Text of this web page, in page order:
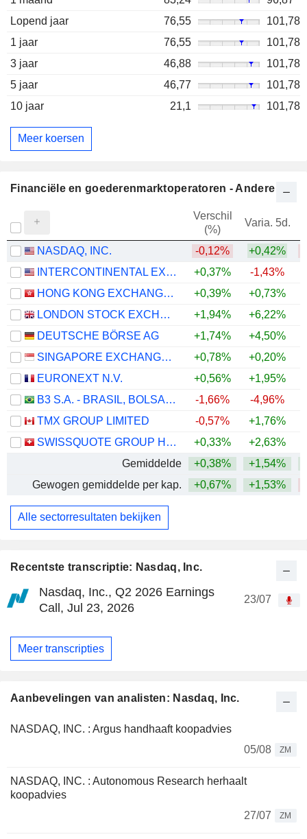
Recentste transcriptie: Nasdaq, Inc.
Nasdaq, Inc., Q2 2026 Earnings
Call, Jul 23, 2026
23/07
Meer transcripties
Aanbevelingen van analisten: Nasdaq, Inc.
NASDAQ, INC. : Argus handhaaft koopadvies
05/08
ZM
NASDAQ, INC. : Autonomous Research herhaalt
koopadvies
27/07
ZM
Lopend jaar
76,55
101,78
1 jaar
76,55
101,78
3 jaar
46,88
101,78
5 jaar
46,77
101,78
10 jaar
21,1 101,78
Meer koersen
Financiële en goederenmarktoperatoren - Andere
Verschil
(%)
Varia. 5d.
NASDAQ, INC. -0,12% +0,42%
INTERCONTINENTAL EXCHANGE, INC.
+0,37% -1,43%
HONG KONG EXCHANGES AND CLEARING LIMITED
+0,39% +0,73%
LONDON STOCK EXCHANGE GROUP PLC
+1,94% +6,22%
DEUTSCHE BÖRSE AG
+1,74% +4,50%
SINGAPORE EXCHANGE LIMITED
+0,78% +0,20%
EURONEXT N.V.
+0,56% +1,95%
B3 S.A. - BRASIL, BOLSA, BALCÃO
-1,66% -4,96%
TMX GROUP LIMITED
-0,57% +1,76%
SWISSQUOTE GROUP HOLDING SA
+0,33% +2,63%
Gemiddelde
+0,38% +1,54%
Gewogen gemiddelde per kap.
+0,67% +1,53%
Alle sectorresultaten bekijken